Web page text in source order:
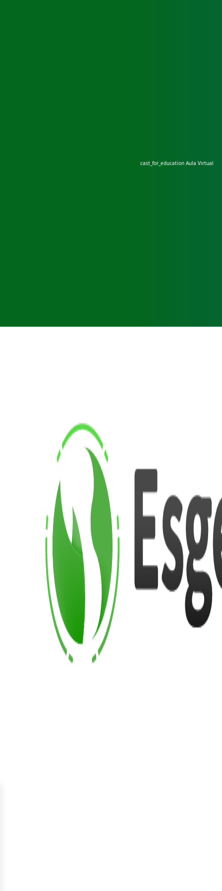
cast_for_education Aula Virtual